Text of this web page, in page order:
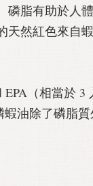
磷脂有助於人
天然紅色來自蝦
（相當於 3
蝦油除了磷脂